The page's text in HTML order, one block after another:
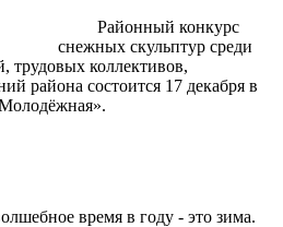
Районный конкурс
снежных скульптур среди
трудовых коллективов,
района состоится 17 декабря в
время в году - это зима.